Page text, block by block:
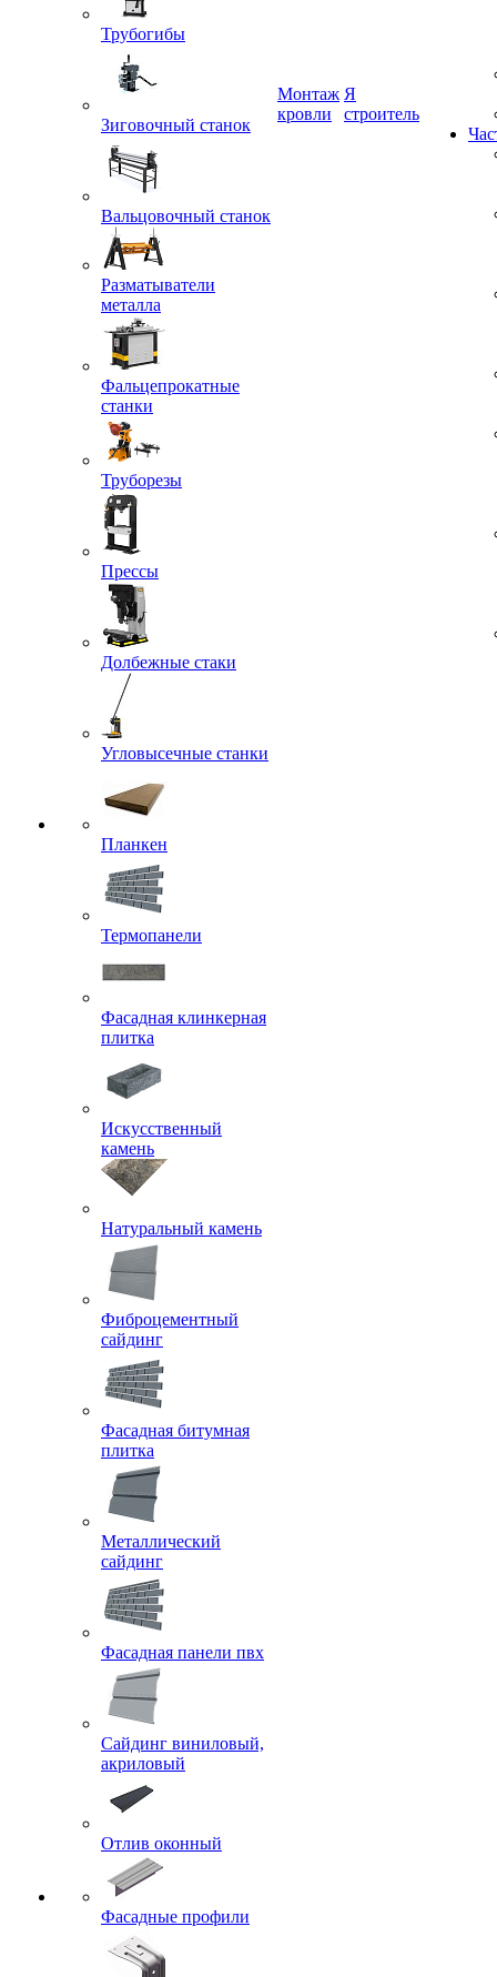
Трубогибы
Зиговочный станок
Вальцовочный станок
Разматыватели
металла
Фальцепрокатные
станки
Труборезы
Прессы
Долбежные стаки
Угловысечные станки
Планкен
Термопанели
Фасадная клинкерная
плитка
Искусственный
камень
Натуральный камень
Фиброцементный
сайдинг
Фасадная битумная
плитка
Металлический
сайдинг
Фасадная панели пвх
Сайдинг виниловый,
акриловый
Отлив оконный
Фасадные профили
Монтаж
Я